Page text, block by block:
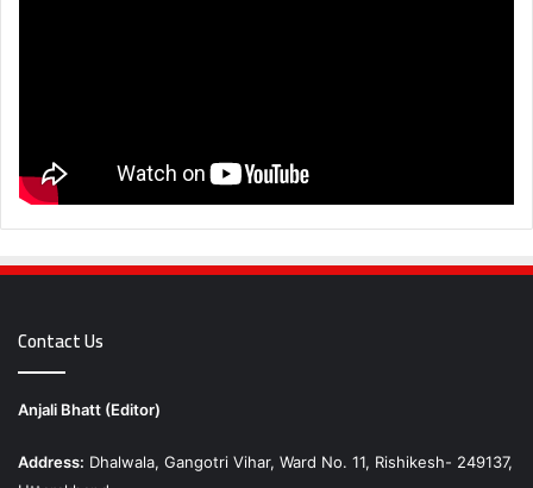
Contact Us
Anjali Bhatt (Editor)
Address: Dhalwala, Gangotri Vihar, Ward No. 11, Rishikesh- 249137,